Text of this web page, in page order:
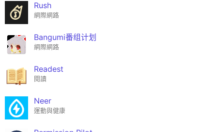
Rush
網際網路
Bangumi番组计划
網際網路
Readest
閱讀
Neer
運動與健康